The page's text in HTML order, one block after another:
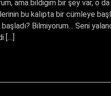
ama bildiğim bir şey var, o
bu kalıpta bir cümleye
Bilmiyorum… Seni
[…]